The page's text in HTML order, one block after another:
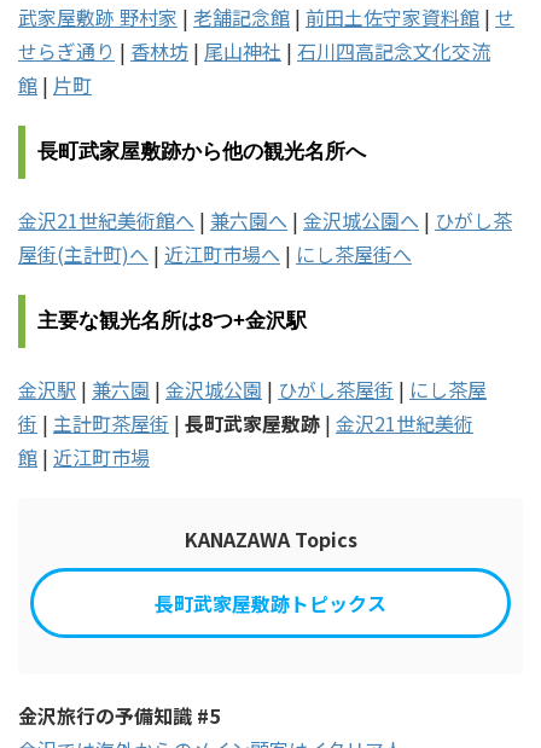
武家屋敷跡 野村家 | 老舗記念館 | 前田土佐守家資料館 | せ
せらぎ通り | 香林坊 | 尾山神社 | 石川四高記念文化交流
館 | 片町
長町武家屋敷跡から他の観光名所へ
金沢21世紀美術館へ | 兼六園へ | 金沢城公園へ | ひがし茶
屋街(主計町)へ | 近江町市場へ | にし茶屋街へ
主要な観光名所は8つ+金沢駅
金沢駅 | 兼六園 | 金沢城公園 | ひがし茶屋街 | にし茶屋
街 | 主計町茶屋街 | 長町武家屋敷跡 | 金沢21世紀美術
館 | 近江町市場
KANAZAWA Topics
長町武家屋敷跡トピックス
金沢旅行の予備知識 #5